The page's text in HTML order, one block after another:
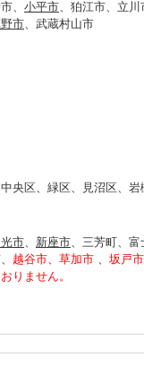
、 小平市、狛江市、立川
市、武蔵村山市
央区、緑区、 見沼区、 岩
市、 新座市、三芳町、富
、 越谷市、 草加市 、 坂戸市
りません。